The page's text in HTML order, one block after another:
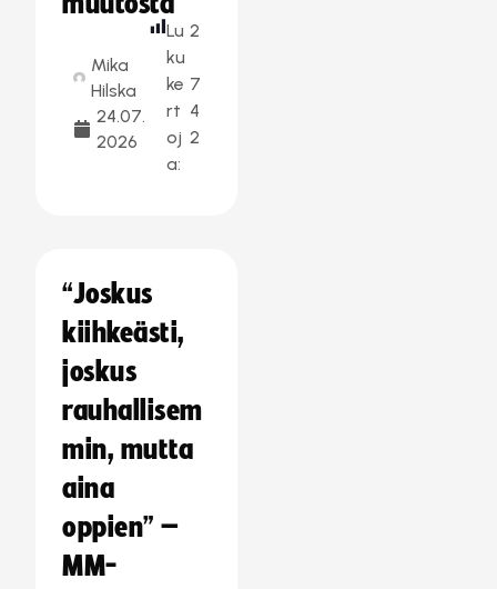
Mika
Hilska
24.07.
2026
Lu
ku
ke
rt
oj
a:
2
7
4
2
“Joskus
kiihkeästi,
joskus
rauhallisem
min, mutta
aina
oppien” –
MM-